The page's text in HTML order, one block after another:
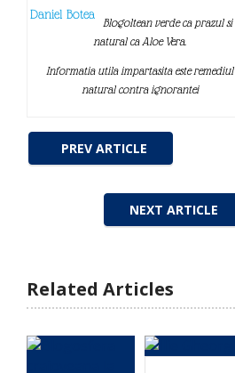
Daniel Botea
Blogoltean verde ca prazul si
natural ca Aloe Vera.
Informatia utila impartasita este remediul
natural contra ignorantei
PREV ARTICLE
NEXT ARTICLE
Related Articles